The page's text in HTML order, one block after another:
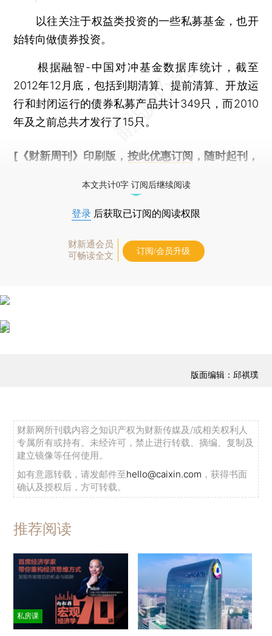
以往关注于权益类投资的一些私募基金，也开
始转向做债券投资。
根据融智-中国对冲基金数据库统计，截至
2012年12月底，包括到期清算、提前清算、开放运
行和封闭运行的债券私募产品共计349只，而2010
年及之前总共才发行了15只。
[《财新周刊》印刷版， 按此优惠订阅 ，随时起刊，
本文共计0字 订阅后继续阅读
登录 后获取已订阅的阅读权限
财新通会员
可畅读全文
订阅/会员升级
版面编辑：邱祺璞
财新网所刊载内容之知识产权为财新传媒及/或相关权利人
专属所有或持有。未经许可，禁止进行转载、摘编、复制及
建立镜像等任何使用。
如有意愿转载，请发邮件至hello@caixin.com ，获得书面
确认及授权后，方可转载。
推荐阅读
私房课